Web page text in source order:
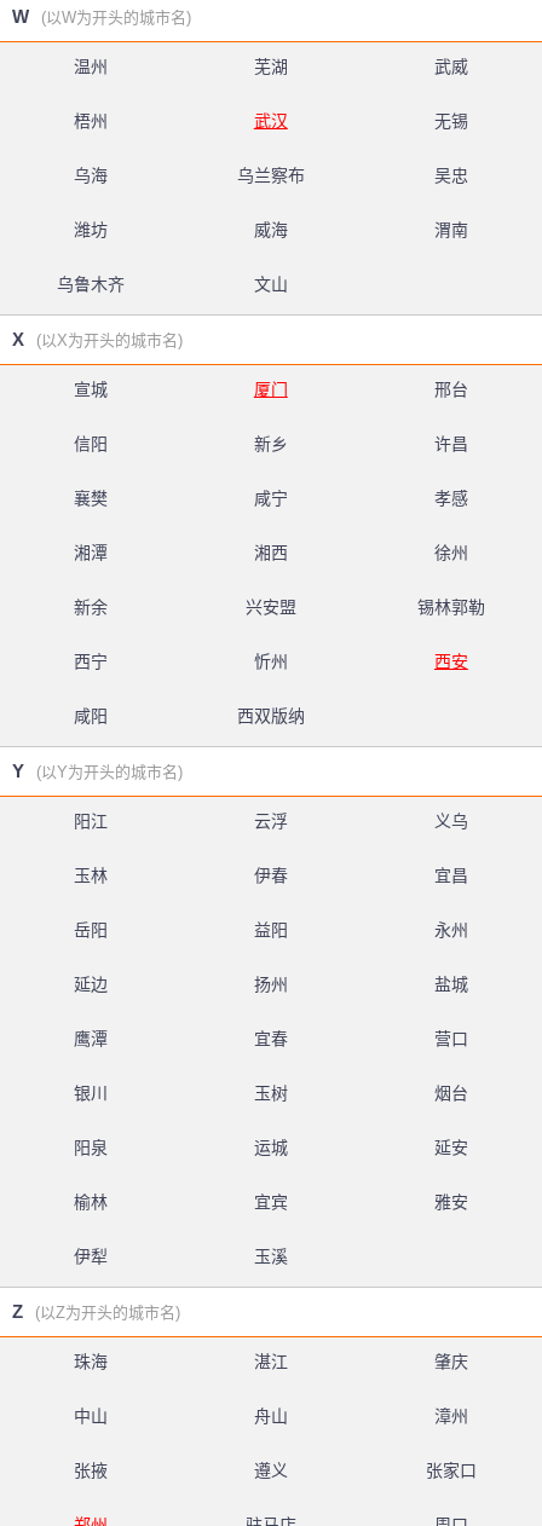
W (以W为开头的城市名)
温州 芜湖 武威
梧州 武汉 无锡
乌海 乌兰察布 吴忠
潍坊 威海 渭南
乌鲁木齐 文山
X (以X为开头的城市名)
宣城 厦门 邢台
信阳 新乡 许昌
襄樊 咸宁 孝感
湘潭 湘西 徐州
新余 兴安盟 锡林郭勒
西宁 忻州 西安
咸阳 西双版纳
Y (以Y为开头的城市名)
阳江 云浮 义乌
玉林 伊春 宜昌
岳阳 益阳 永州
延边 扬州 盐城
鹰潭 宜春 营口
银川 玉树 烟台
阳泉 运城 延安
榆林 宜宾 雅安
伊犁 玉溪
Z (以Z为开头的城市名)
珠海 湛江 肇庆
中山 舟山 漳州
张掖 遵义 张家口